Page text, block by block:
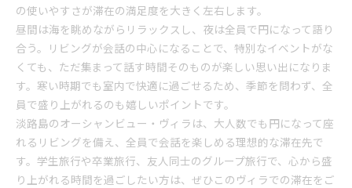
の使いやすさが滞在の満足度を大きく左右します。
昼間は海を眺めながらリラックスし、夜は全員で円になって語り
合う。リビングが会話の中心になることで、特別なイベントがな
くても、ただ集まって話す時間そのものが楽しい思い出になりま
す。寒い時期でも室内で快適に過ごせるため、季節を問わず、全
員で盛り上がれるのも嬉しいポイントです。
淡路島のオーシャンビュー・ヴィラは、大人数でも円になって座
れるリビングを備え、全員で会話を楽しめる理想的な滞在先で
す。学生旅行や卒業旅行、友人同士のグループ旅行で、心から盛
り上がれる時間を過ごしたい方は、ぜひこのヴィラでの滞在をご